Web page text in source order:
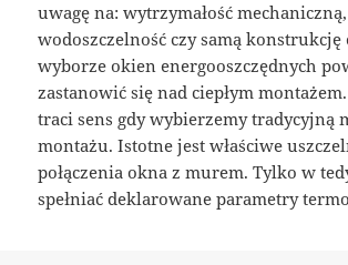
uwagę na: wytrzymałość
wodoszczelność czy samą
wyborze okien energooszczędnych
zastanowić się nad ciepłym
traci sens gdy wybierzemy tradycyjną
montażu. Istotne jest właściwe
połączenia okna z murem. Tylko w
spełniać deklarowane parametry